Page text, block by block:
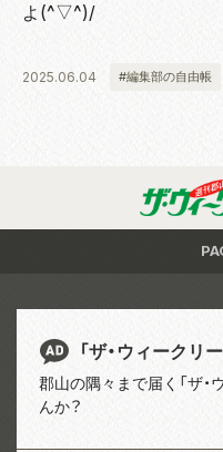
よ(^▽^)/
2025.06.04 #編集部の自由帳
「ザ・ウィークリ
郡山の隅々まで届く「ザ
んか？